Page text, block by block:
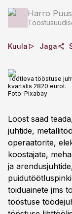
Harro
Kuula Jaga
Töötleva tööstuse
kvartalis 2820 eurot.
Foto: Pixabay
Loost saad
juhtide,
operaatorite,
koostajate,
ja
toiduainete jms
tööstuse